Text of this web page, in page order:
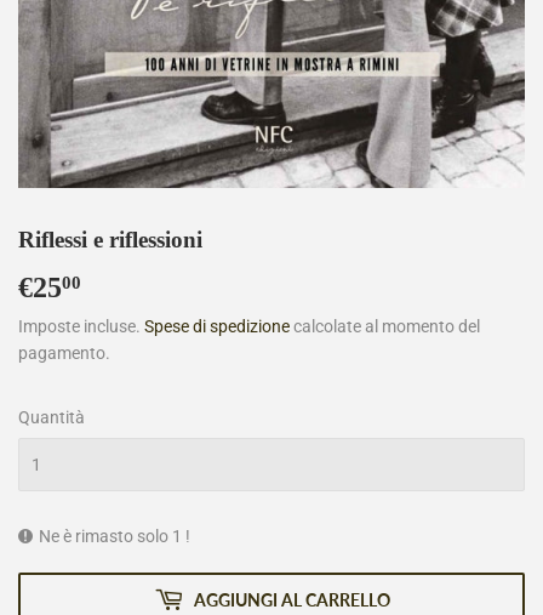
Riflessi e riflessioni
€2500
Imposte incluse. Spese di spedizionecalcolate al momento del
pagamento.
Quantità
Ne è rimasto solo 1 !
AGGIUNGI AL CARRELLO